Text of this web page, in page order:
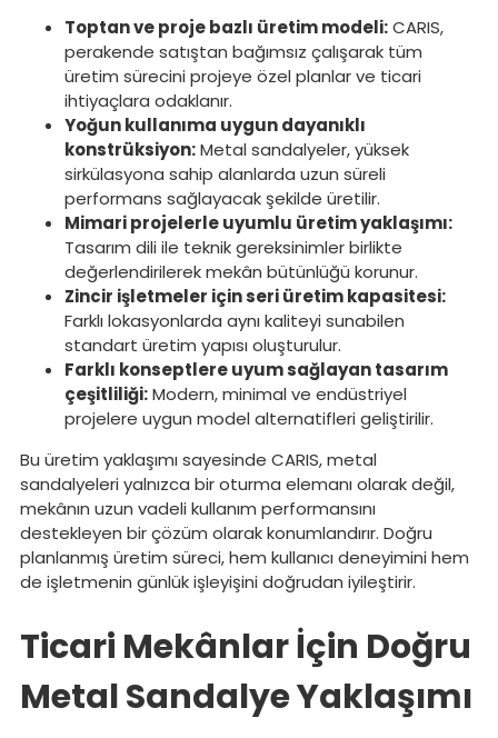
Toptan ve proje bazlı üretim modeli:CARIS,
perakende satıştan bağımsız çalışarak tüm
üretim sürecini projeye özel planlar ve ticari
ihtiyaçlara odaklanır.
Yoğun kullanıma uygun dayanıklı
konstrüksiyon:Metal sandalyeler, yüksek
sirkülasyona sahip alanlarda uzun süreli
performans sağlayacak şekilde üretilir.
Mimari projelerle uyumlu üretim yaklaşımı:
Tasarım dili ile teknik gereksinimler birlikte
değerlendirilerek mekân bütünlüğü korunur.
Zincir işletmeler için seri üretim kapasitesi:
Farklı lokasyonlarda aynı kaliteyi sunabilen
standart üretim yapısı oluşturulur.
Farklı konseptlere uyum sağlayan tasarım
çeşitliliği:Modern, minimal ve endüstriyel
projelere uygun model alternatifleri geliştirilir.
Bu üretim yaklaşımı sayesinde CARIS, metal
sandalyeleri yalnızca bir oturma elemanı olarak değil,
mekânın uzun vadeli kullanım performansını
destekleyen bir çözüm olarak konumlandırır. Doğru
planlanmış üretim süreci, hem kullanıcı deneyimini hem
de işletmenin günlük işleyişini doğrudan iyileştirir.
Ticari Mekânlar İçin Doğru
Metal Sandalye Yaklaşımı